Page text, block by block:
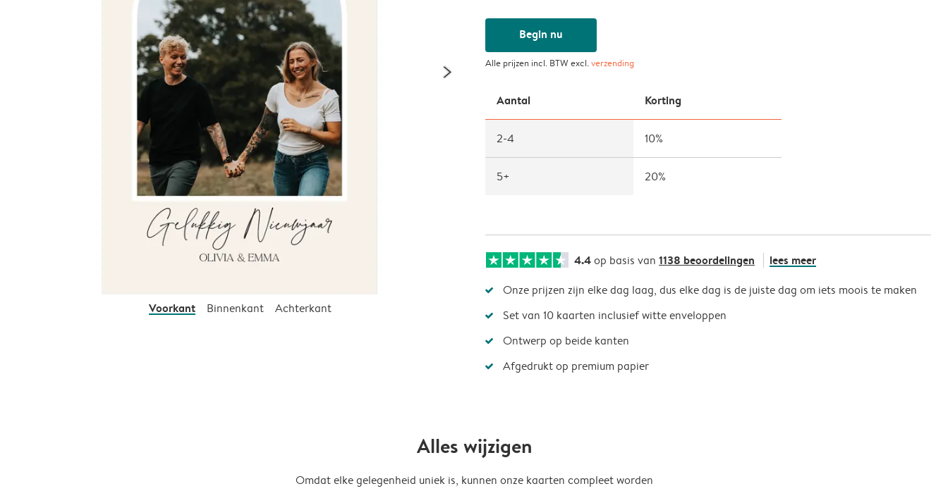
Voorkant Binnenkant Achterkant
Begin nu
Alle prijzen incl. BTW excl.verzending
Aantal Korting
2-4 10%
5+ 20%
4.4op basis van 1138 beoordelingen lees meer
Onze prijzen zijn elke dag laag, dus elke dag is de juiste dag om iets moois te maken
Set van 10 kaarten inclusief witte enveloppen
Ontwerp op beide kanten
Afgedrukt op premium papier
Alles wijzigen
Omdat elke gelegenheid uniek is, kunnen onze kaarten compleet worden